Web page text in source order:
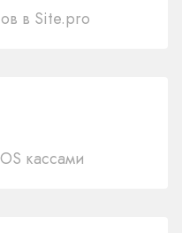
в Site.pro
кассами